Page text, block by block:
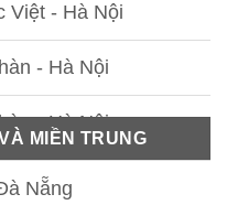
Việt - Hà Nội
- Hà Nội
- Hà Nội
Nội
MIỀN TRUNG
Nẵng